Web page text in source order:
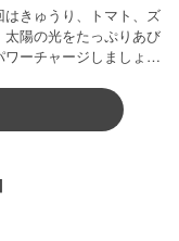
きゅうり、トマト、ズ
陽の光をたっぷりあび
ーチャージしましょう